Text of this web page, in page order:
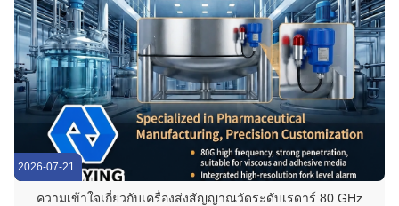
2026-07-21
ความเข้าใจเกี่ยวกับเครื่องส่งสัญญาณวัดระดับเรดาร์ 80 GHz